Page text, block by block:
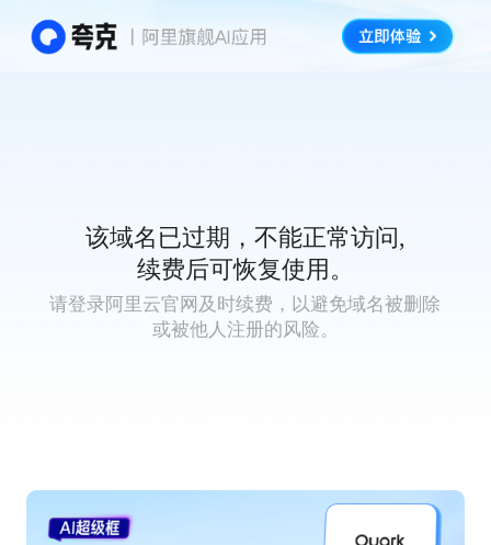
该域名已过期，不能正常访问,
续费后可恢复使用。
请登录阿里云官网及时续费，以避免域名被删除
或被他人注册的风险。